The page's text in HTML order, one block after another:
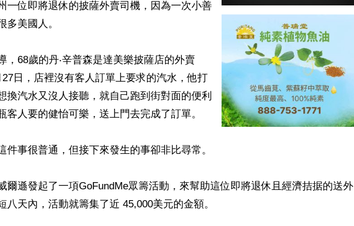
一位即將退休的披薩外賣司機，因為一次小善
多美國人。
，68歲的丹‧辛普森是達美樂披薩店的外賣
27日，店裡沒有客人訂單上要求的汽水，他打
換汽水又沒人接聽，就自己跑到街對面的便利
客人要的健怡可樂，送上門去完成了訂單。
件事很普通，但接下來發生的事卻非比尋常。
爾遜發起了一項GoFundMe眾籌活動，來幫助這位即將退休且經濟拮据的送外
八天內，活動就籌集了近 45,000美元的金額。